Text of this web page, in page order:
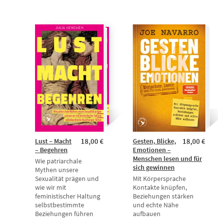
18,00 €
Lust – Macht
– Begehren
Wie patriarchale
Mythen unsere
Sexualität prägen und
wie wir mit
feministischer Haltung
selbstbestimmte
Beziehungen führen
18,00 €
Gesten, Blicke,
Emotionen –
Menschen lesen und für
sich gewinnen
Mit Körpersprache
Kontakte knüpfen,
Beziehungen stärken
und echte Nähe
aufbauen